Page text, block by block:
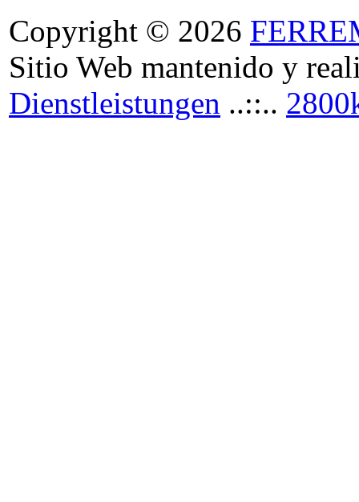
Copyright © 2026
Sitio Web mantenido y
Dienstleistungen ..::..